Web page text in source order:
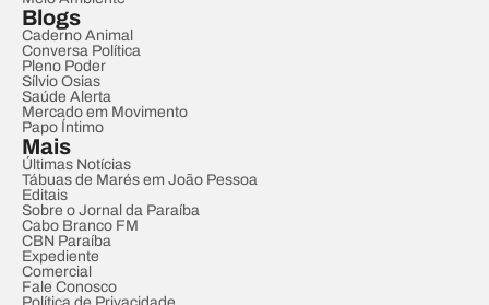
Blogs
Caderno Animal
Conversa Política
Pleno Poder
Sílvio Osias
Saúde Alerta
Mercado em Movimento
Papo Íntimo
Mais
Últimas Notícias
Tábuas de Marés em João Pessoa
Editais
Sobre o Jornal da Paraíba
Cabo Branco FM
CBN Paraíba
Expediente
Comercial
Fale Conosco